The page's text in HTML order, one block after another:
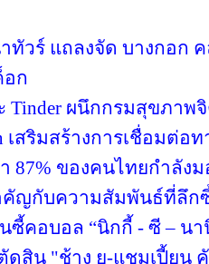
ทัวร์ แถลงจัด บางกอก
ก
ะ Tinder ผนึกกรมสุขภา
เสริมสร้างการเชื่อมต่อ
87% ของคนไทยกำลั
คัญกับความสัมพันธ์ที่ลึก
คอบอล “นิกกี้ - ซี – นา
สิน "ช้าง ยู-แชมเปี้ยน